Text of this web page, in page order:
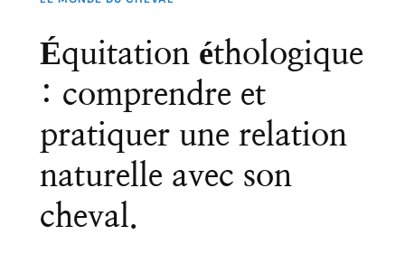
Équitation éthologique
: comprendre et
pratiquer une relation
naturelle avec son
cheval.